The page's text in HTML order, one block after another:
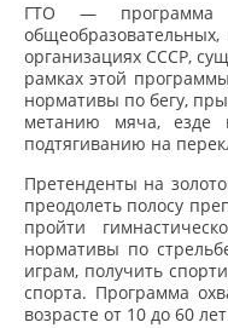
ГТО — программа
организациях СССР,
рамках этой
нормативы по бегу,
метанию мяча, езде
подтягиванию на
Претенденты на
преодолеть полосу
пройти
нормативы по
играм, получить
спорта. Программа
возрасте от 10 до 60